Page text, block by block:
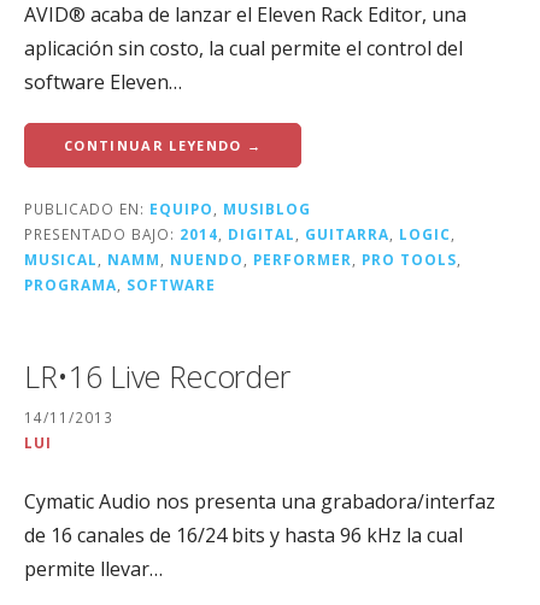
AVID® acaba de lanzar el Eleven Rack Editor, una
aplicación sin costo, la cual permite el control del
software Eleven…
CONTINUAR LEYENDO →
PUBLICADO EN: EQUIPO, MUSIBLOG
PRESENTADO BAJO: 2014, DIGITAL, GUITARRA, LOGIC,
MUSICAL, NAMM, NUENDO, PERFORMER, PRO TOOLS,
PROGRAMA, SOFTWARE
LR•16 Live Recorder
14/11/2013
LUI
Cymatic Audio nos presenta una grabadora/interfaz
de 16 canales de 16/24 bits y hasta 96 kHz la cual
permite llevar…